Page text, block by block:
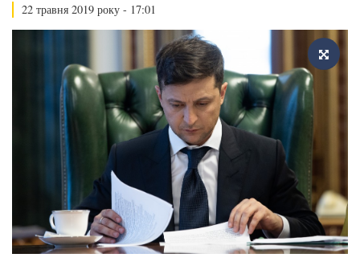
22 травня 2019 року - 17:01